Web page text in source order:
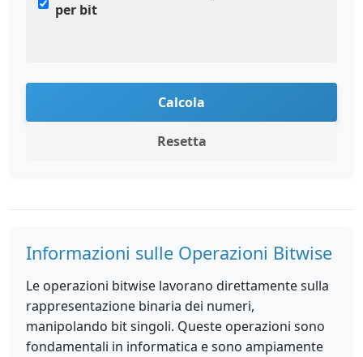
per bit
Calcola
Resetta
Informazioni sulle Operazioni Bitwise
Le operazioni bitwise lavorano direttamente sulla
rappresentazione binaria dei numeri,
manipolando bit singoli. Queste operazioni sono
fondamentali in informatica e sono ampiamente